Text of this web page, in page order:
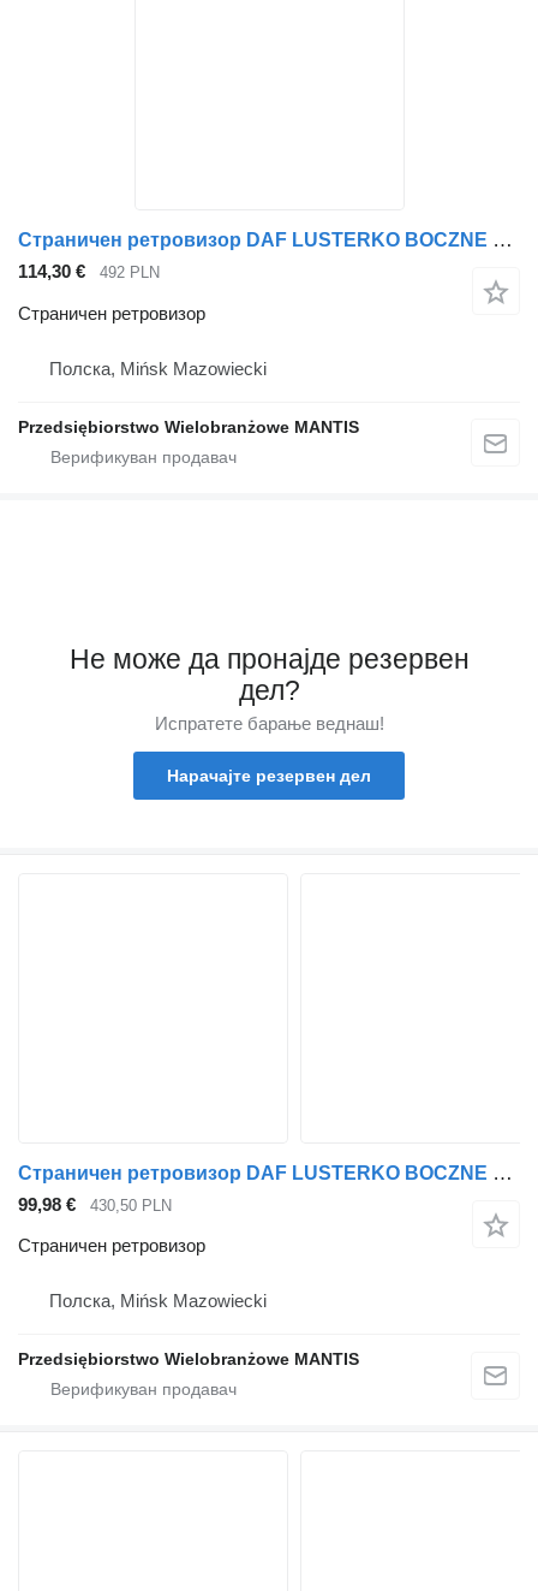
Страничен ретровизор DAF LUSTERKO BOCZNE ZEWNĘTRZNE KOMPLETNE DAF XF 105 EURO 5 ORYGINAŁ за камион влекач
114,30 € 492 PLN
Страничен ретровизор
Полска, Mińsk Mazowiecki
Przedsiębiorstwo Wielobranżowe MANTIS
Не може да пронајде резервен
дел?
Испратете барање веднаш!
Нарачајте резервен дел
Страничен ретровизор DAF LUSTERKO BOCZNE KOMPLETNE DAF XF 105 EURO 5 ORYGINAŁ LEWE за камион влекач
99,98 € 430,50 PLN
Страничен ретровизор
Полска, Mińsk Mazowiecki
Przedsiębiorstwo Wielobranżowe MANTIS